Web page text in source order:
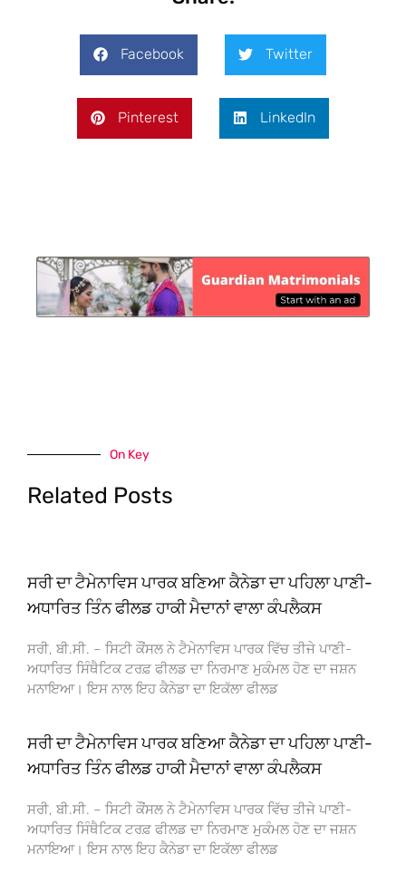
Facebook Twitter
Pinterest LinkedIn
On Key
Related Posts
ਸਰੀ ਦਾ ਟੈਮੇਨਾਵਿਸ ਪਾਰਕ ਬਣਿਆ ਕੈਨੇਡਾ ਦਾ ਪਹਿਲਾ ਪਾਣੀ-
ਅਧਾਰਿਤ ਤਿੰਨ ਫੀਲਡ ਹਾਕੀ ਮੈਦਾਨਾਂ ਵਾਲਾ ਕੰਪਲੈਕਸ
ਸਰੀ, ਬੀ.ਸੀ. – ਸਿਟੀ ਕੌਂਸਲ ਨੇ ਟੈਮੇਨਾਵਿਸ ਪਾਰਕ ਵਿੱਚ ਤੀਜੇ ਪਾਣੀ-
ਅਧਾਰਿਤ ਸਿੰਥੈਟਿਕ ਟਰਫ਼ ਫੀਲਡ ਦਾ ਨਿਰਮਾਣ ਮੁਕੰਮਲ ਹੋਣ ਦਾ ਜਸ਼ਨ
ਮਨਾਇਆ। ਇਸ ਨਾਲ ਇਹ ਕੈਨੇਡਾ ਦਾ ਇਕੱਲਾ ਫੀਲਡ
ਸਰੀ ਦਾ ਟੈਮੇਨਾਵਿਸ ਪਾਰਕ ਬਣਿਆ ਕੈਨੇਡਾ ਦਾ ਪਹਿਲਾ ਪਾਣੀ-
ਅਧਾਰਿਤ ਤਿੰਨ ਫੀਲਡ ਹਾਕੀ ਮੈਦਾਨਾਂ ਵਾਲਾ ਕੰਪਲੈਕਸ
ਸਰੀ, ਬੀ.ਸੀ. – ਸਿਟੀ ਕੌਂਸਲ ਨੇ ਟੈਮੇਨਾਵਿਸ ਪਾਰਕ ਵਿੱਚ ਤੀਜੇ ਪਾਣੀ-
ਅਧਾਰਿਤ ਸਿੰਥੈਟਿਕ ਟਰਫ਼ ਫੀਲਡ ਦਾ ਨਿਰਮਾਣ ਮੁਕੰਮਲ ਹੋਣ ਦਾ ਜਸ਼ਨ
ਮਨਾਇਆ। ਇਸ ਨਾਲ ਇਹ ਕੈਨੇਡਾ ਦਾ ਇਕੱਲਾ ਫੀਲਡ